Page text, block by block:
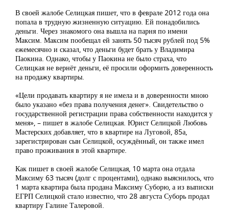
В своей жалобе Селицкая пишет, что в феврале 2012 года она
попала в трудную жизненную ситуацию. Ей понадобились
деньги. Через знакомого она вышла на парня по имени
Максим. Максим пообещал ей занять 50 тысяч рублей под 5%
ежемесячно и сказал, что деньги будет брать у Владимира
Паокина. Однако, чтобы у Паокина не было страха, что
Селицкая не вернёт деньги, её просили оформить доверенность
на продажу квартиры.
«Цели продавать квартиру я не имела и в доверенности мною
было указано «без права получения денег». Свидетельство о
государственной регистрации права собственности находится у
меня», – пишет в жалобе Селицкая. Юрист Селицкой Любовь
Мастерских добавляет, что в квартире на Луговой, 85а,
зарегистрирован сын Селицкой, осуждённый, он также имел
право проживания в этой квартире.
Как пишет в своей жалобе Селицкая, 10 марта она отдала
Максиму 63 тысяч (долг с процентами), однако выяснилось, что
1 марта квартира была продана Максиму Суборю, а из выписки
ЕГРП Селицкой стало известно, что 28 августа Суборь продал
квартиру Галине Талеровой.